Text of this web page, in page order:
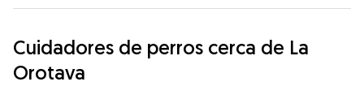
Cuidadores de perros cerca de La
Orotava